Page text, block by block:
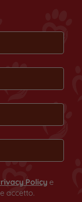
Policye
accetto.